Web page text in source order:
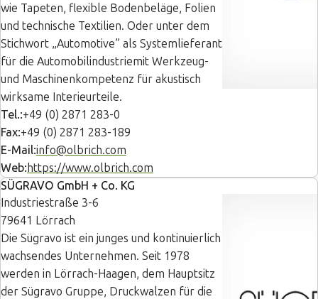
wie Tapeten, flexible Bodenbeläge, Folien
und technische Textilien. Oder unter dem
Stichwort „Automotive” als Systemlieferant
für die Automobilindustriemit Werkzeug-
und Maschinenkompetenz für akustisch
wirksame Interieurteile.
Tel.:+49 (0) 2871 283-0
Fax:+49 (0) 2871 283-189
E-Mail:info@olbrich.com
Web: https://www.olbrich.com
SÜGRAVO GmbH + Co. KG
Industriestraße 3-6
79641 Lörrach
Die Sügravo ist ein junges und kontinuierlich
wachsendes Unternehmen. Seit 1978
werden in Lörrach-Haagen, dem Hauptsitz
der Sügravo Gruppe, Druckwalzen für die